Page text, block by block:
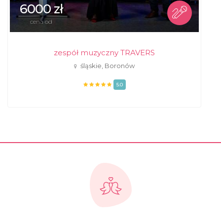
6000 zł
cena od
zespół muzyczny TRAVERS
śląskie, Boronów
5.0